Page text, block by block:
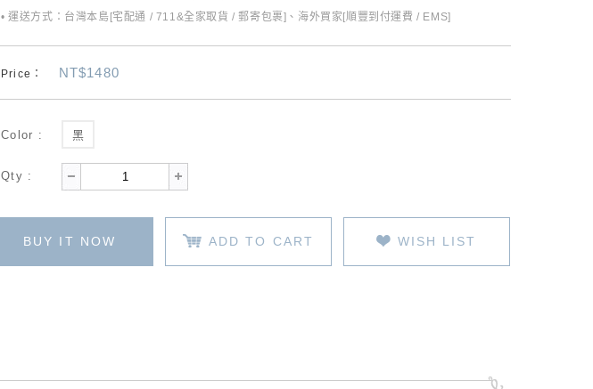
• 運送方式：台灣本島[宅配通 / 711&全家取貨 / 郵寄包裹]、海外買家[順豐到付運費 / EMS]
Price： NT$1480
Color : 黑
Qty :
BUY IT NOW ADD TO CART WISH LIST